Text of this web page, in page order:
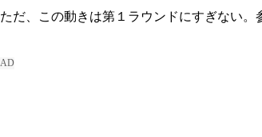
ただ、この動きは第１ラウンドにすぎない